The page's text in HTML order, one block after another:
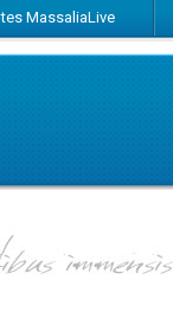
MassaliaLive
nous sur Facebook
Suivez-nous sur Twitter
Abonnez-